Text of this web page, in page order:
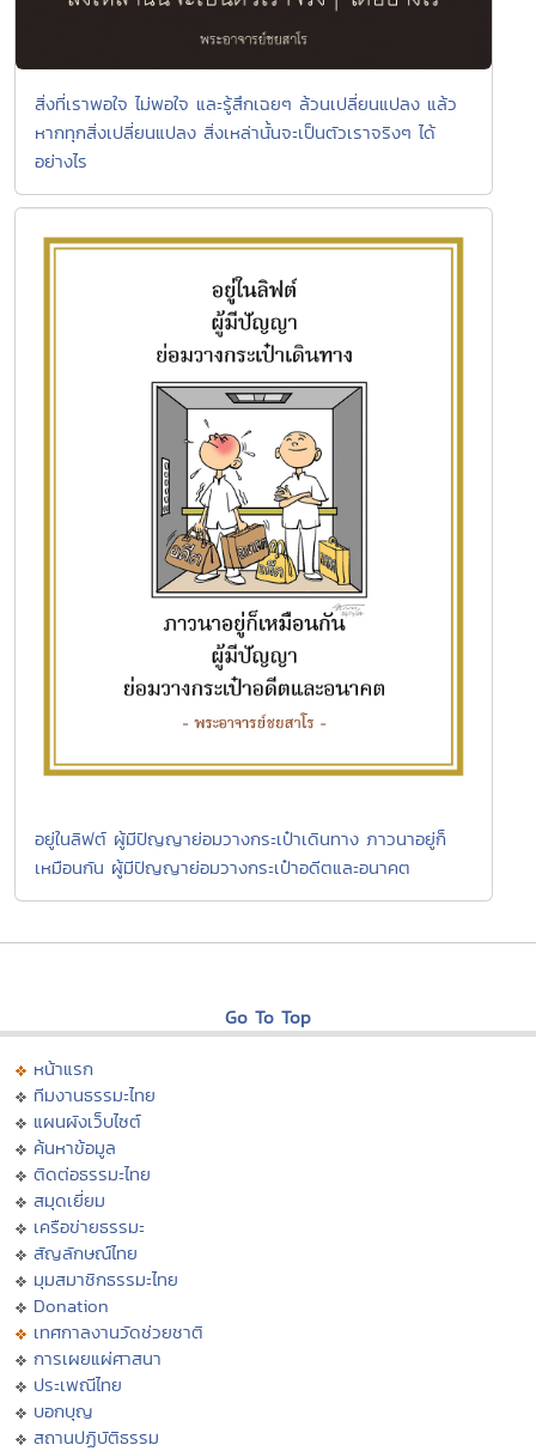
สิ่งที่เราพอใจ ไม่พอใจ และรู้สึกเฉยๆ ล้วนเปลี่ยนแปลง แล้ว
หากทุกสิ่งเปลี่ยนแปลง สิ่งเหล่านั้นจะเป็นตัวเราจริงๆ ได้
อย่างไร
อยู่ในลิฟต์ ผู้มีปัญญาย่อมวางกระเป๋าเดินทาง ภาวนาอยู่ก็
เหมือนกัน ผู้มีปัญญาย่อมวางกระเป๋าอดีตและอนาคต
Go To Top
หน้าแรก
ทีมงานธรรมะไทย
แผนผังเว็บไซต์
ค้นหาข้อมูล
ติดต่อธรรมะไทย
สมุดเยี่ยม
เครือข่ายธรรมะ
สัญลักษณ์ไทย
มุมสมาชิกธรรมะไทย
Donation
เทศกาลงานวัดช่วยชาติ
การเผยแผ่ศาสนา
ประเพณีไทย
บอกบุญ
สถานปฏิบัติธรรม